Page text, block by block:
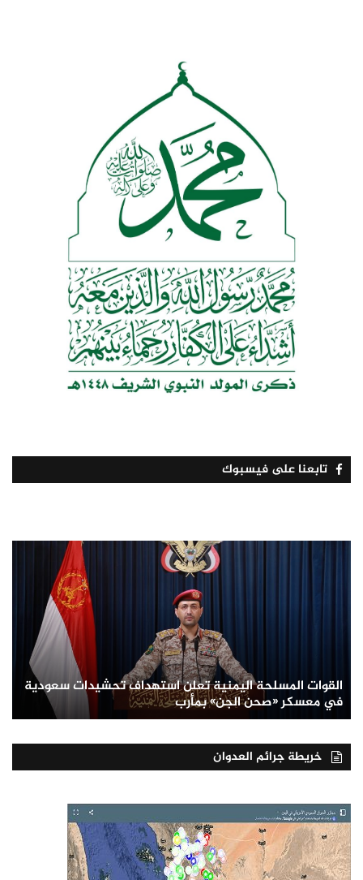
تابعنا على فيسبوك
القوات المسلحة اليمنية تعلن استهداف تحشيدات سعودية
في معسكر «صحن الجن» بمأرب
خريطة جرائم العدوان